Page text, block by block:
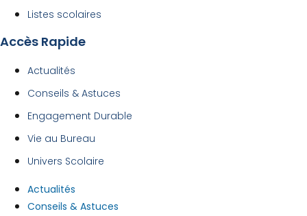
Listes scolaires
Accès Rapide
Actualités
Conseils & Astuces
Engagement Durable
Vie au Bureau
Univers Scolaire
Actualités
Conseils & Astuces